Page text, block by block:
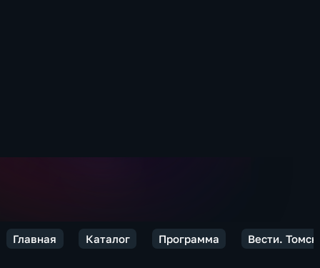
Главная Каталог Программа Вести. Томск